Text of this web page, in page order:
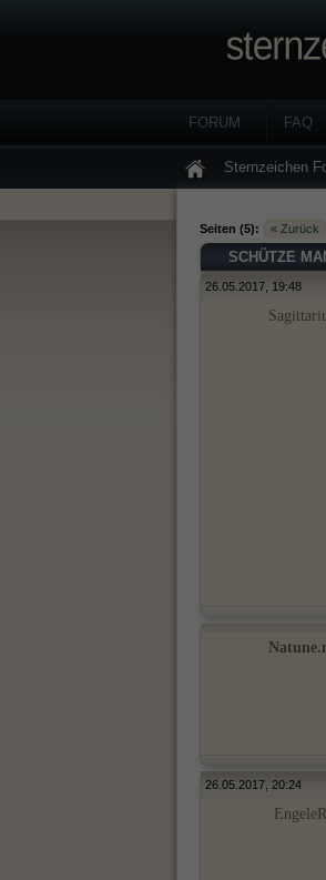
FORUM FAQ
Sternzeichen
Seiten (5): « Zurück
SCHÜTZE
26.05.2017, 19:48
26.05.2017, 20:24